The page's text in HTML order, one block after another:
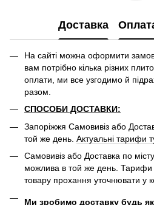
Доставка
На сайті можна оформити
вам потрібно кілька різних
оплати, ми все узгодимо й
разом.
СПОСОБИ ДОСТАВКИ:
Запоріжжя Самовивіз або
той же день. Актуальні тарифи
Самовивіз або Доставка по
можлива в той же день. Тарифи
товару прохання уточнювати у
Ми зробимо доставку будь